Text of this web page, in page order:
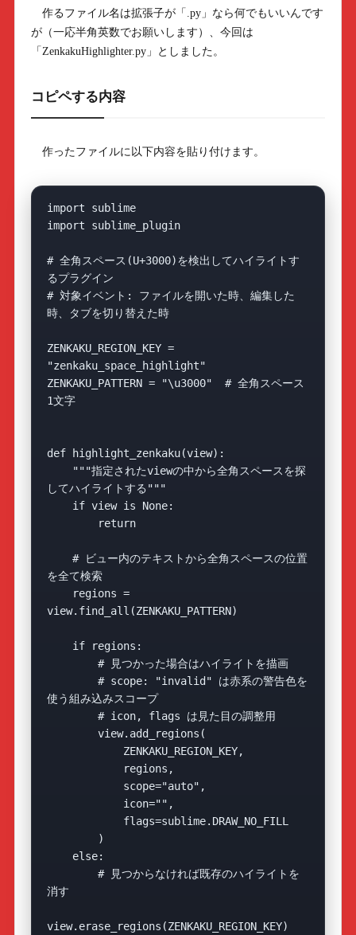
作るファイル名は拡張子が「.py」なら何でもいいんです
が（一応半角英数でお願いします）、今回は
「ZenkakuHighlighter.py」としました。
コピペする内容
作ったファイルに以下内容を貼り付けます。
import sublime
import sublime_plugin
# 全角スペース(U+3000)を検出してハイライトす
るプラグイン
# 対象イベント: ファイルを開いた時、編集した
時、タブを切り替えた時
ZENKAKU_REGION_KEY =
"zenkaku_space_highlight"
ZENKAKU_PATTERN = "\u3000"  # 全角スペース
1文字
def highlight_zenkaku(view):
してハイライトする"""
を全て検索
view.find_all(ZENKAKU_PATTERN)
使う組み込みスコープ
消す
view.erase_regions(ZENKAKU_REGION_KEY)